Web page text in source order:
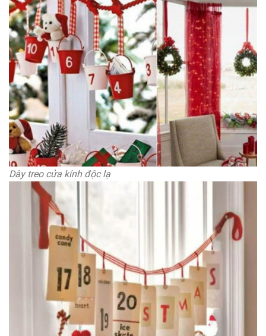
Dây treo cửa kính độc lạ